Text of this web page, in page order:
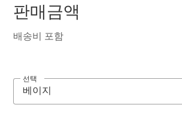
판매금액
배송비 포함
선택